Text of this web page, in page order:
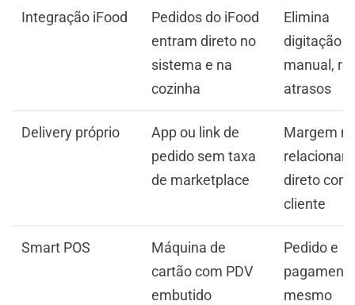
Integração iFood
Pedidos do iFood
entram direto no
sistema e na
cozinha
Elimina
digitação
manual,
atrasos
Delivery próprio
App ou link de
pedido sem taxa
de marketplace
Margem
direto com
cliente
Smart POS
Máquina de
cartão com PDV
embutido
Pedido e
mesmo